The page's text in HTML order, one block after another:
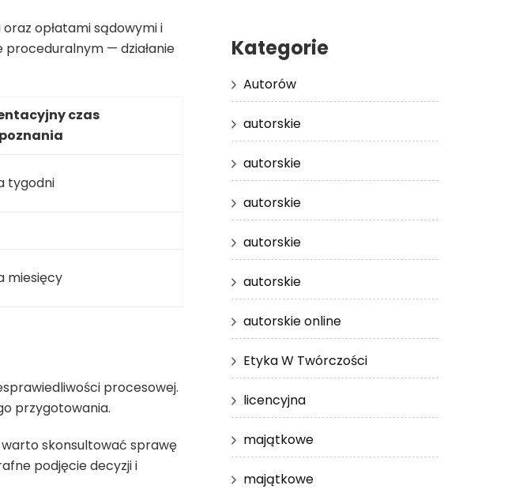
opłatami sądowymi i
proceduralnym — działanie
czas
tygodni
miesięcy
procesowej.
przygotowania.
warto skonsultować sprawę
podjęcie decyzji i
Kategorie
Autorów
autorskie
autorskie
autorskie
autorskie
autorskie
autorskie online
Etyka W Twórczości
licencyjna
majątkowe
majątkowe